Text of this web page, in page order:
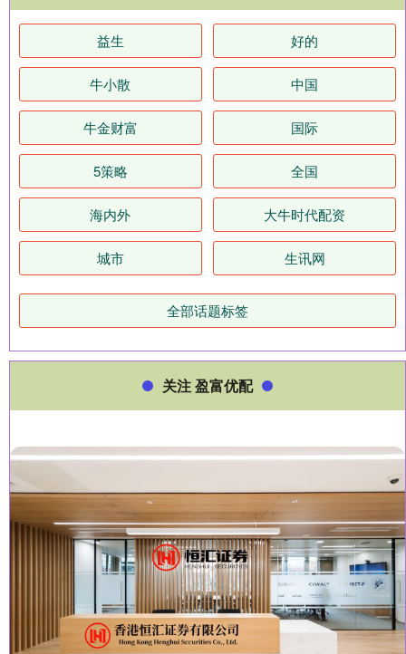
益生 好的
牛小散 中国
牛金财富 国际
5策略 全国
海内外 大牛时代配资
城市 生讯网
全部话题标签
关注 盈富优配